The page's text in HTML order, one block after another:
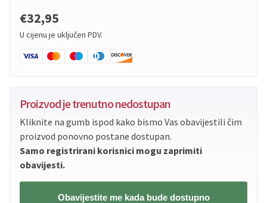
€32,95
U cijenu je uključen PDV.
Proizvod je trenutno nedostupan
Kliknite na gumb ispod kako bismo Vas obavijestili čim
proizvod ponovno postane dostupan.
Samo registrirani korisnici mogu zaprimiti
obavijesti.
Obavijestite me kada bude dostupno